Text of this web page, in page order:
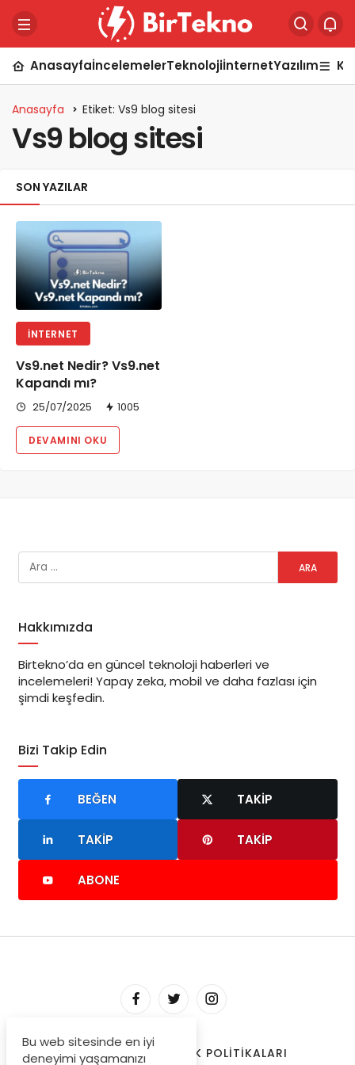
AnasayfaİncelemelerTeknolojiİnternetYazılım
Anasayfa Etiket: Vs9 blog sitesi
Vs9 blog sitesi
SON YAZILAR
İNTERNET
Vs9.net Nedir? Vs9.net
Kapandı mı?
25/07/2025 1005
DEVAMINI OKU
Hakkımızda
Birtekno’da en güncel teknoloji haberleri ve
incelemeleri! Yapay zeka, mobil ve daha fazlası için
şimdi keşfedin.
Bizi Takip Edin
BEĞEN TAKIP
TAKIP TAKIP
ABONE
HAKKIMIZDA GIZLILIK POLITIKALARI
Bu web sitesinde en iyi
deneyimi yaşamanızı